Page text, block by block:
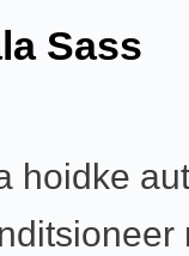
Sass
hoidke